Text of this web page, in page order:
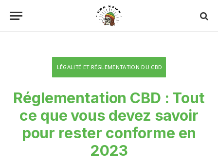
LÉGALITÉ ET RÉGLEMENTATION DU CBD
Réglementation CBD : Tout
ce que vous devez savoir
pour rester conforme en
2023